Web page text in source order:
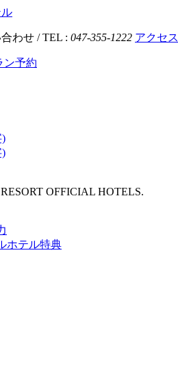
わせ / TEL : 047-355-1222 アクセス
ン予約
)
)
OFFICIAL HOTELS.
ホテル特典